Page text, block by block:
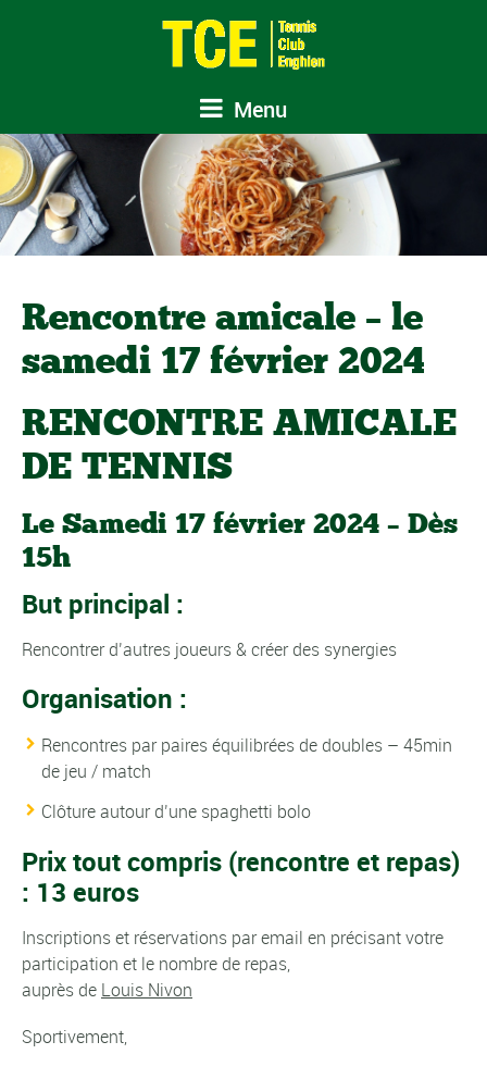
Menu
Rencontre amicale – le
samedi 17 février 2024
RENCONTRE AMICALE
DE TENNIS
Le Samedi 17 février 2024 – Dès
15h
But principal :
Rencontrer d’autres joueurs & créer des synergies
Organisation :
Rencontres par paires équilibrées de doubles – 45min
de jeu / match
Clôture autour d’une spaghetti bolo
Prix tout compris (rencontre et repas)
: 13 euros
Inscriptions et réservations par email en précisant votre
participation et le nombre de repas,
auprès de Louis Nivon
Sportivement,